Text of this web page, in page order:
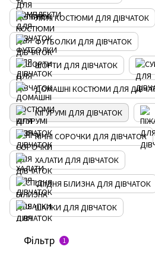
ЛІТНІ КОСТЮМИ ДЛЯ ДІВЧАТОК
ФУТБОЛКИ ДЛЯ ДІВЧАТОК
ШОРТИ ДЛЯ ДІВЧАТОК
ДОМАШНІ КОСТЮМИ ДЛЯ
КІГУРУМІ ДЛЯ ДІВЧАТОК
НІЧНІ СОРОЧКИ ДЛЯ ДІВЧАТОК
ХАЛАТИ ДЛЯ ДІВЧАТОК
СПІДНЯ БІЛИЗНА ДЛЯ ДІВЧАТОК
ШАПКИ ДЛЯ ДІВЧАТОК
Фільтр 1